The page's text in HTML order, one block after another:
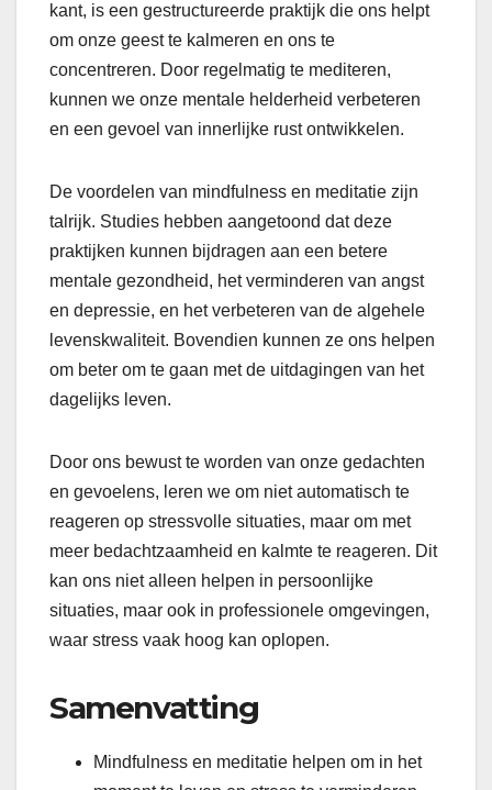
kant, is een gestructureerde praktijk die ons helpt
om onze geest te kalmeren en ons te
concentreren. Door regelmatig te mediteren,
kunnen we onze mentale helderheid verbeteren
en een gevoel van innerlijke rust ontwikkelen.
De voordelen van mindfulness en meditatie zijn
talrijk. Studies hebben aangetoond dat deze
praktijken kunnen bijdragen aan een betere
mentale gezondheid, het verminderen van angst
en depressie, en het verbeteren van de algehele
levenskwaliteit. Bovendien kunnen ze ons helpen
om beter om te gaan met de uitdagingen van het
dagelijks leven.
Door ons bewust te worden van onze gedachten
en gevoelens, leren we om niet automatisch te
reageren op stressvolle situaties, maar om met
meer bedachtzaamheid en kalmte te reageren. Dit
kan ons niet alleen helpen in persoonlijke
situaties, maar ook in professionele omgevingen,
waar stress vaak hoog kan oplopen.
Samenvatting
Mindfulness en meditatie helpen om in het